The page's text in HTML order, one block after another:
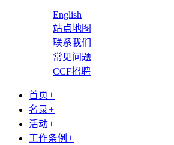
English
站点地图
联系我们
常见问题
CCF招聘
首页+
名录+
活动+
工作条例 +